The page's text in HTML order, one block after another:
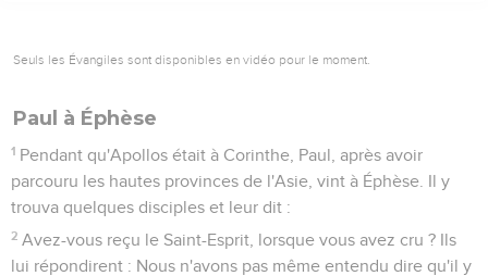
Seuls les Évangiles sont disponibles en vidéo pour le moment.
Paul à Éphèse
1 Pendant qu'Apollos était à Corinthe, Paul, après avoir
parcouru les hautes provinces de l'Asie, vint à Éphèse. Il y
trouva quelques disciples et leur dit :
2 Avez-vous reçu le Saint-Esprit, lorsque vous avez cru ? Ils
lui répondirent : Nous n'avons pas même entendu dire qu'il y